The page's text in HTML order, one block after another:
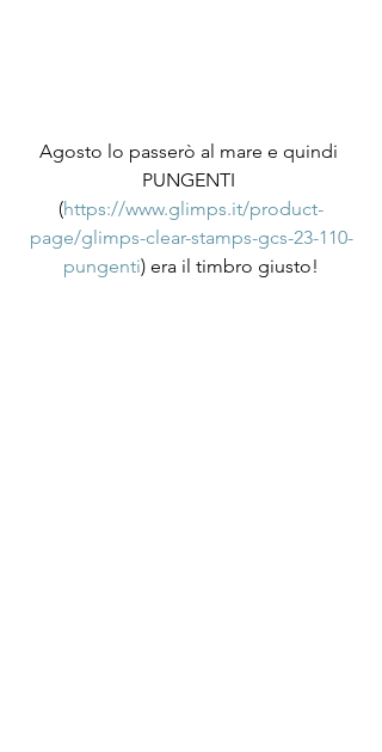
Agosto lo passerò al mare e quindi
PUNGENTI
(https://www.glimps.it/product-
page/glimps-clear-stamps-gcs-23-110-
pungenti) era il timbro giusto!